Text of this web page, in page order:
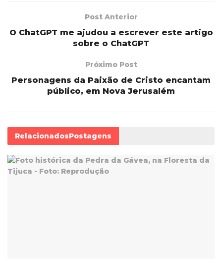
Post Anterior
O ChatGPT me ajudou a escrever este artigo
sobre o ChatGPT
Próximo Post
Personagens da Paixão de Cristo encantam
público, em Nova Jerusalém
RelacionadosPostagens